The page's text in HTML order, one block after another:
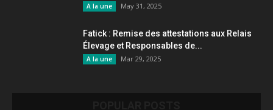
A la une May 31, 2025
Fatick : Remise des attestations aux Relais
Élevage et Responsables de...
A la une Mar 29, 2025